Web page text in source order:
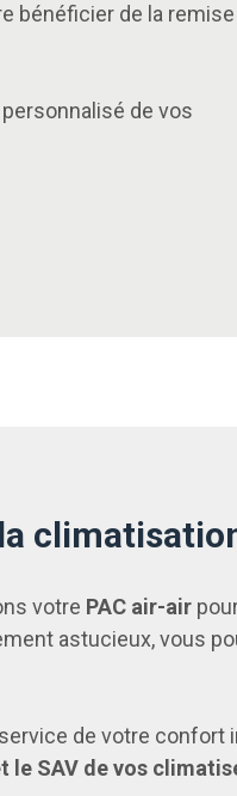
bénéficier de la remise
de vos
votre PAC air-air
astucieux, vous
de votre confort
le SAV de vos